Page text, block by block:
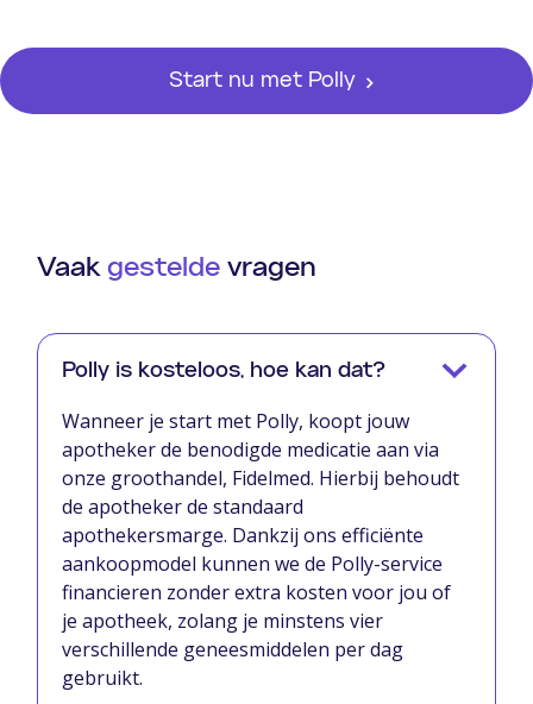
Start nu met Polly
Vaakgestelde vragen
Polly is kosteloos, hoe kan dat?
Wanneer je start met Polly, koopt jouw
apotheker de benodigde medicatie aan via
onze groothandel, Fidelmed. Hierbij behoudt
de apotheker de standaard
apothekersmarge. Dankzij ons efficiënte
aankoopmodel kunnen we de Polly-service
financieren zonder extra kosten voor jou of
je apotheek, zolang je minstens vier
verschillende geneesmiddelen per dag
gebruikt.